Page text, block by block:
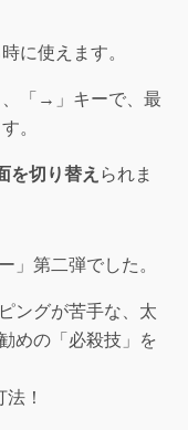
に使えます。
「→」キーで、最
。
を切り替え られま
」第二弾でした。
ングが苦手な、太
めの「必殺技」を
！